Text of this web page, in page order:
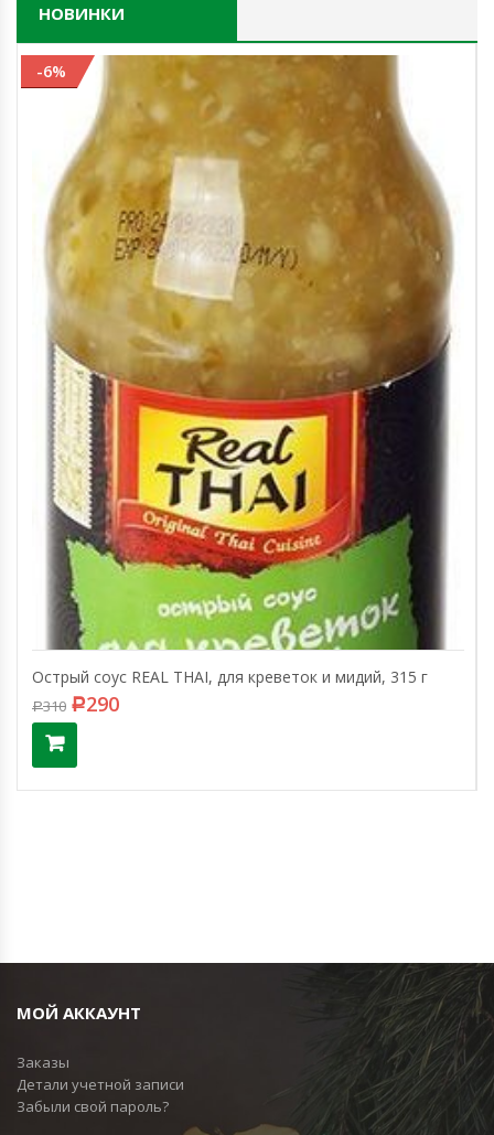
НОВИНКИ
-6%
Острый соус REAL THAI, для креветок и мидий, 315 г
Р310 Р290
МОЙ АККАУНТ
Заказы
Детали учетной записи
Забыли свой пароль?